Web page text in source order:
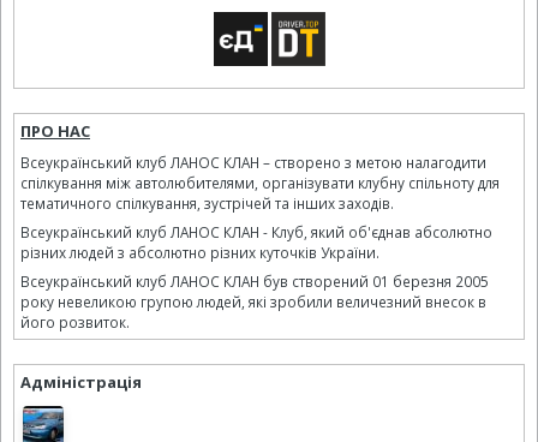
ПРО НАС
Всеукраїнський клуб ЛАНОС КЛАН – створено з метою налагодити
спілкування між автолюбителями, організувати клубну спільноту для
тематичного спілкування, зустрічей та інших заходів.
Всеукраїнський клуб ЛАНОС КЛАН - Клуб, який об'єднав абсолютно
різних людей з абсолютно різних куточків України.
Всеукраїнський клуб ЛАНОС КЛАН був створений 01 березня 2005
року невеликою групою людей, які зробили величезний внесок в
його розвиток.
Адміністрація